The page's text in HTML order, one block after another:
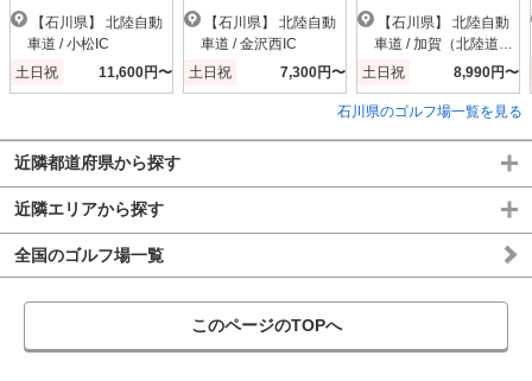
車道 / 小松IC
土日祝
11,600円〜
車道 / 金沢西IC
土日祝
7,300円〜
車道 / 加賀（北陸道）I
C
土日祝 8,990円〜
石川県のゴルフ場一覧を見る
近隣都道府県から探す
近隣エリアから探す
全国のゴルフ場一覧
このページのTOPへ